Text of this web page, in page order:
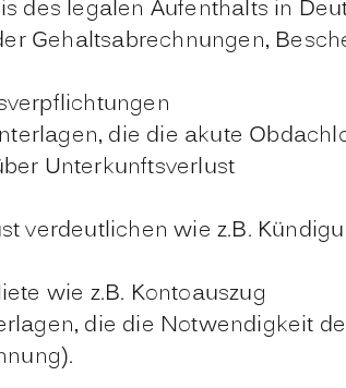
des legalen Aufenthalts in
Gehaltsabrechnungen,
die die akute
Unterkunftsverlust
verdeutlichen wie z.B.
wie z.B. Kontoauszug
die die Notwendigkeit